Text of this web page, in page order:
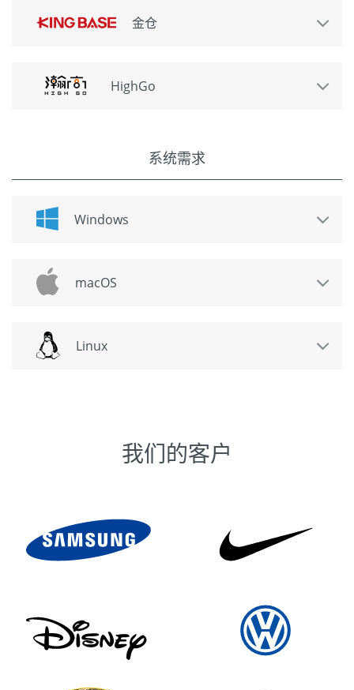
金仓
HighGo
系统需求
Windows
macOS
Linux
我们的客户